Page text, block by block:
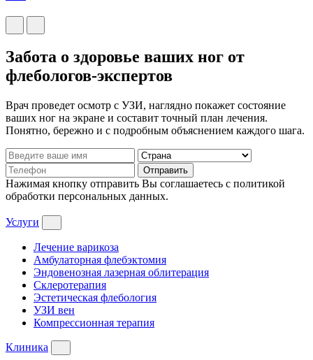
Забота о здоровье ваших ног от
флебологов-экспертов
Врач проведет осмотр с УЗИ, наглядно покажет состояние
ваших ног на экране и составит точный план лечения.
Понятно, бережно и с подробным объяснением каждого шага.
Отправить
Нажимая кнопку отправить Вы соглашаетесь с политикой
обработки персональных данных.
Услуги
Лечение варикоза
Амбулаторная флебэктомия
Эндовенозная лазерная облитерация
Склеротерапия
Эстетическая флебология
УЗИ вен
Компрессионная терапия
Клиника